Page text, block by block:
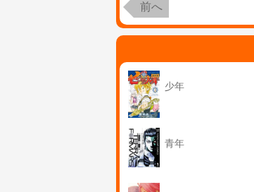
前へ
少年
青年